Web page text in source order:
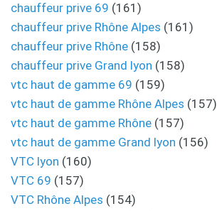
chauffeur prive 69 (161)
chauffeur prive Rhône Alpes (161)
chauffeur prive Rhône (158)
chauffeur prive Grand lyon (158)
vtc haut de gamme 69 (159)
vtc haut de gamme Rhône Alpes (157)
vtc haut de gamme Rhône (157)
vtc haut de gamme Grand lyon (156)
VTC lyon (160)
VTC 69 (157)
VTC Rhône Alpes (154)